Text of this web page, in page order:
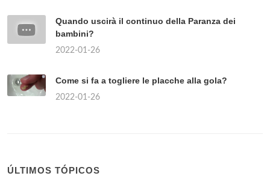
Quando uscirà il continuo della Paranza dei
bambini?
2022-01-26
Come si fa a togliere le placche alla gola?
2022-01-26
ÚLTIMOS TÓPICOS